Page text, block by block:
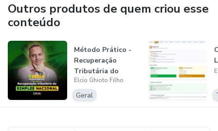
Outros produtos de quem criou esse
conteúdo
Método Prático -
Recuperação
Tributária do
Simples Nacional
Elcio Ghioto Filho
Geral